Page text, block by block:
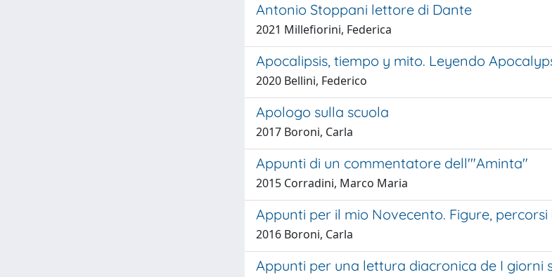
Antonio Stoppani lettore di Dante
2021 Millefiorini, Federica
Apocalipsis, tiempo y mito. Leyendo
2020 Bellini, Federico
Apologo sulla scuola
2017 Boroni, Carla
Appunti di un commentatore dell'"Aminta"
2015 Corradini, Marco Maria
Appunti per il mio Novecento. Figure,
2016 Boroni, Carla
Appunti per una lettura diacronica de I giorni